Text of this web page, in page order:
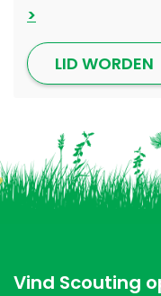
LID WORDEN
Vind Scouting